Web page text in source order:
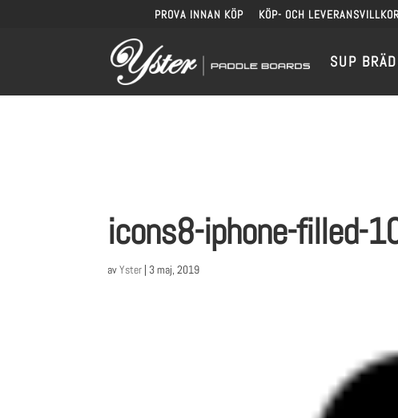
PROVA INNAN KÖP KÖP- OCH LEVERANSVILLKOR
SUP
icons8-iphone-filled-
avYster | 3 maj, 2019